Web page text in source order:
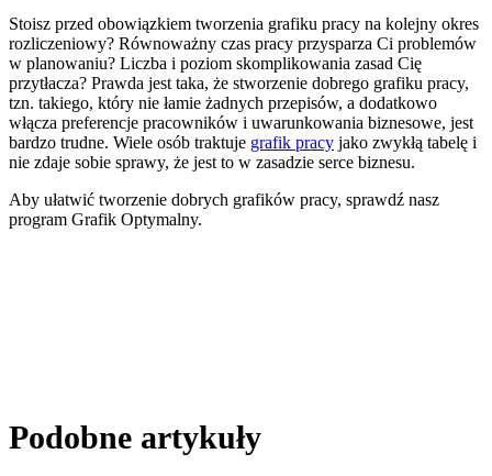
Stoisz przed obowiązkiem tworzenia grafiku pracy na kolejny okres
rozliczeniowy? Równoważny czas pracy przysparza Ci problemów
w planowaniu? Liczba i poziom skomplikowania zasad Cię
przytłacza? Prawda jest taka, że stworzenie dobrego grafiku pracy,
tzn. takiego, który nie łamie żadnych przepisów, a dodatkowo
włącza preferencje pracowników i uwarunkowania biznesowe, jest
bardzo trudne. Wiele osób traktuje grafik pracy jako zwykłą tabelę i
nie zdaje sobie sprawy, że jest to w zasadzie serce biznesu.
Aby ułatwić tworzenie dobrych grafików pracy, sprawdź nasz
program Grafik Optymalny.
Podobne artykuły